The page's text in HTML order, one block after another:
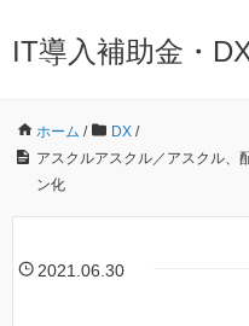
IT導入補助金・
ホーム / DX /
アスクルアスクル／アスクル、
ン化
2021.06.30